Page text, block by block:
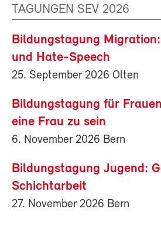
TAGUNGEN SEV 2026
Bildungstagung
und Hate-Speech
25. September 2026 Olten
Bildungstagung für
eine Frau zu sein
6. November 2026 Bern
Bildungstagung Jugend:
Schichtarbeit
27. November 2026 Bern